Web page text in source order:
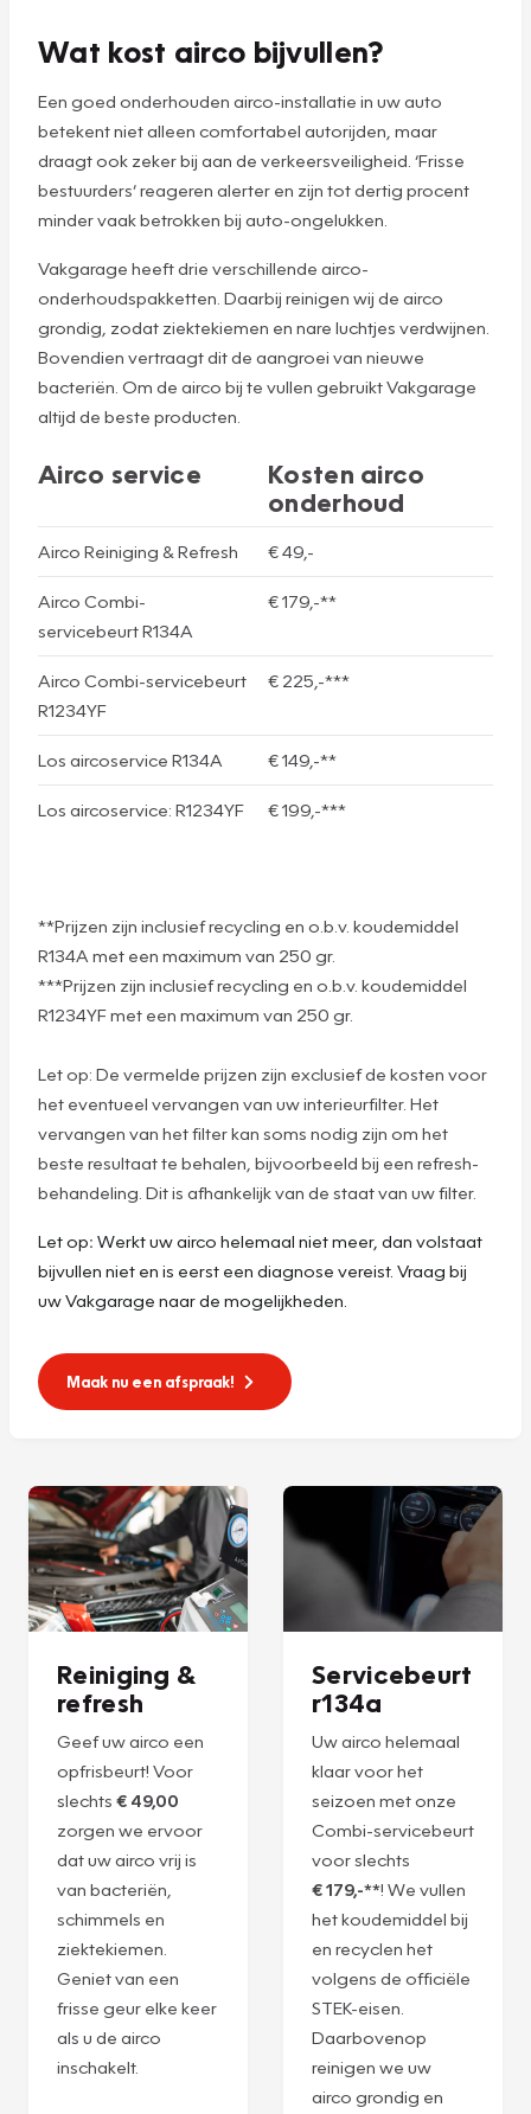
Wat kost airco bijvullen?
Een goed onderhouden airco-installatie in uw auto
betekent niet alleen comfortabel autorijden, maar
draagt ook zeker bij aan de verkeersveiligheid. ‘Frisse
bestuurders’ reageren alerter en zijn tot dertig procent
minder vaak betrokken bij auto-ongelukken.
Vakgarage heeft drie verschillende airco-
onderhoudspakketten. Daarbij reinigen wij de airco
grondig, zodat ziektekiemen en nare luchtjes verdwijnen.
Bovendien vertraagt dit de aangroei van nieuwe
bacteriën. Om de airco bij te vullen gebruikt Vakgarage
altijd de beste producten.
Airco service
Kosten airco
onderhoud
Airco Reiniging & Refresh € 49,-
Airco Combi-
servicebeurt R134A
€ 179,-**
Airco Combi-servicebeurt
R1234YF
€ 225,-***
Los aircoservice R134A € 149,-**
Los aircoservice: R1234YF € 199,-***
**Prijzen zijn inclusief recycling en o.b.v. koudemiddel
R134A met een maximum van 250 gr.
***Prijzen zijn inclusief recycling en o.b.v. koudemiddel
R1234YF met een maximum van 250 gr.
Let op: De vermelde prijzen zijn exclusief de kosten voor
het eventueel vervangen van uw interieurfilter. Het
vervangen van het filter kan soms nodig zijn om het
beste resultaat te behalen, bijvoorbeeld bij een refresh-
behandeling. Dit is afhankelijk van de staat van uw filter.
Let op: Werkt uw airco helemaal niet meer, dan volstaat
bijvullen niet en is eerst een diagnose vereist. Vraag bij
uw Vakgarage naar de mogelijkheden.
Maak nu een afspraak!
Reiniging &
refresh
Geef uw airco een
opfrisbeurt! Voor
slechts € 49,00
zorgen we ervoor
dat uw airco vrij is
van bacteriën,
schimmels en
ziektekiemen.
Geniet van een
frisse geur elke keer
als u de airco
inschakelt.
Servicebeurt
r134a
Uw airco helemaal
klaar voor het
seizoen met onze
Combi-servicebeurt
voor slechts
€ 179,-**! We vullen
het koudemiddel bij
en recyclen het
volgens de officiële
STEK-eisen.
Daarbovenop
reinigen we uw
airco grondig en